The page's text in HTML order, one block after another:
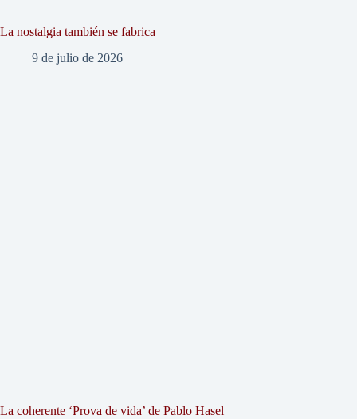
La nostalgia también se fabrica
9 de julio de 2026
La coherente ‘Prova de vida’ de Pablo Hasel